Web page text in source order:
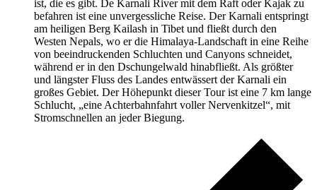
ist, die es gibt. De Karnali River mit dem Raft oder Kajak zu
befahren ist eine unvergessliche Reise. Der Karnali entspringt
am heiligen Berg Kailash in Tibet und fließt durch den
Westen Nepals, wo er die Himalaya-Landschaft in eine Reihe
von beeindruckenden Schluchten und Canyons schneidet,
während er in den Dschungelwald hinabfließt. Als größter
und längster Fluss des Landes entwässert der Karnali ein
großes Gebiet. Der Höhepunkt dieser Tour ist eine 7 km lange
Schlucht, „eine Achterbahnfahrt voller Nervenkitzel“, mit
Stromschnellen an jeder Biegung.